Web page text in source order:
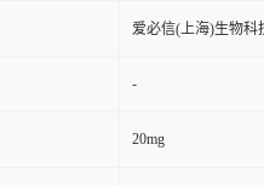
爱必信(上海)生物科
-
20mg